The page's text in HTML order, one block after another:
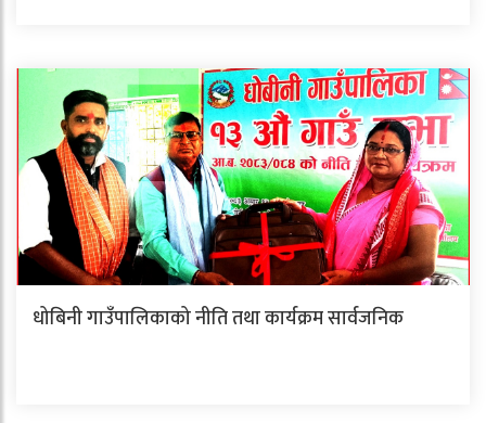
धोबिनी गाउँपालिकाको नीति तथा कार्यक्रम सार्वजनिक